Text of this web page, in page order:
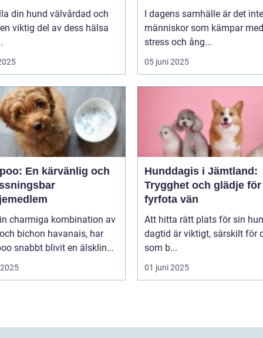
din hund välvårdad och
viktig del av dess hälsa
hundhalsband
I dagens samhälle är det
människor som kämpar med
stress och ång...
05 juni 2025
En kärvänlig och
charmiga kombination av
bichon havanais, har
snabbt blivit en älsklin...
Hunddagis i Jämtland:
Trygghet och glädje
fyrfota vän
Att hitta rätt plats för sin
dagtid är viktigt, särskilt för
som b...
01 juni 2025